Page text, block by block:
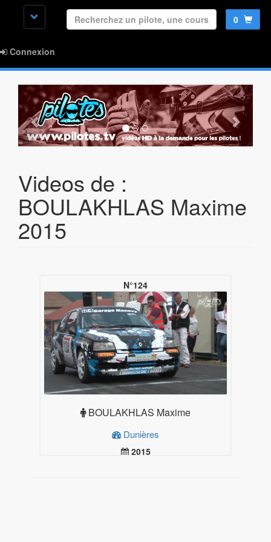
0
Connexion
Videos de :
BOULAKHLAS Maxime
2015
N°124
BOULAKHLAS Maxime
Dunières
2015